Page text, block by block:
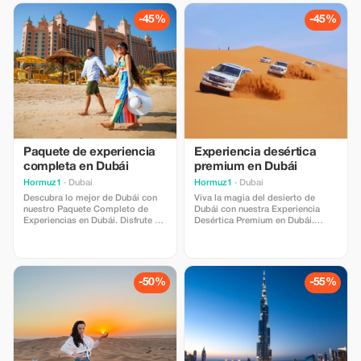
fotográfica profesional, transporte
por el desierto y vistas al
atardecer que te dejarán sin
aliento. Perfecto para viajeros
individuales, parejas e influencers.
Se requiere reserva previa.
árabe y aventuras inolvidables en
el desierto. Incluye transporte
cómodo y servicio profesional.
amantes de la aventura. Avance
-45%
Paquete de experiencia
completa en Dubái
Hormuz1
· Dubai
Descubra lo mejor de Dubái con
nuestro Paquete Completo de
Experiencias en Dubái. Disfrute de
desierto y experiencias árabes
inolvidables. Incluye traslados
cómodos, servicio profesional y
seleccionadas para familias,
-45%
Experiencia desértica
premium en Dubái
Hormuz1
· Dubai
Viva la magia del desierto de
Dubái con nuestra Experiencia
Desértica Premium en Dubái.
hospitalidad árabe y momentos
inolvidables en el desierto.
Perfecto para familias, parejas y
amantes de la aventura, con
transporte cómodo y servicio
-50% -55%